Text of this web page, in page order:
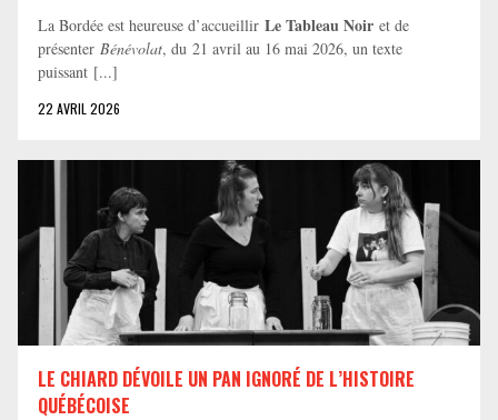
La Bordée est heureuse d’accueillir Le Tableau Noir et de
présenter Bénévolat, du 21 avril au 16 mai 2026, un texte
puissant [...]
22 AVRIL 2026
LE CHIARD DÉVOILE UN PAN IGNORÉ DE L’HISTOIRE
QUÉBÉCOISE